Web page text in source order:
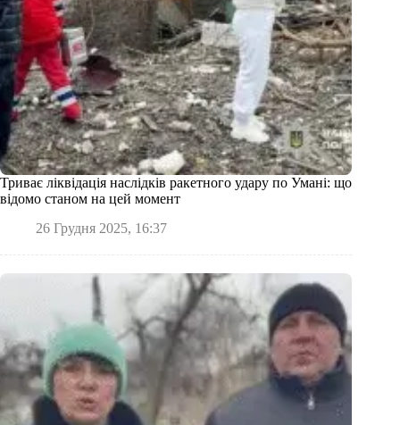
Триває ліквідація наслідків ракетного удару по Умані: що
відомо станом на цей момент
26 Грудня 2025, 16:37